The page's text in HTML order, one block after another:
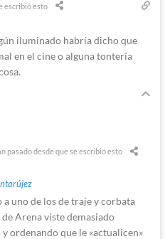
escribió esto
iluminado habría dicho que
en el cine o alguna tontería
pasado desde que se escribió esto
uno de los de traje y corbata
Arena viste demasiado
ordenando que le «actualicen»